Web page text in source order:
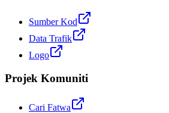
Sumber Kod
Data Trafik
Logo
Projek Komuniti
Cari Fatwa